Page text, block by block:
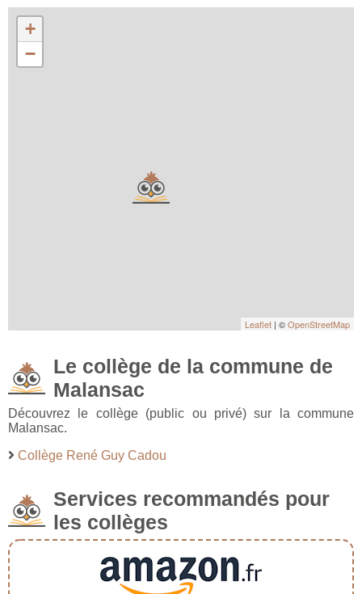
+
−
Leaflet | ©OpenStreetMap
Le collège de la commune de
Malansac
Découvrez le collège (public ou privé) sur la commune
Malansac.
Collège René Guy Cadou
Services recommandés pour
les collèges